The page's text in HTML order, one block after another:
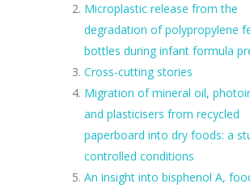
Microplastic release from the
degradation of polypropylene
bottles during infant formula
Cross-cutting stories
Migration of mineral oil,
and plasticisers from recycled
paperboard into dry foods: a
controlled conditions
An insight into bisphenol A,